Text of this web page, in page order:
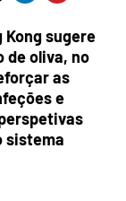
Kong sugere
de oliva, no
as
e
sistema